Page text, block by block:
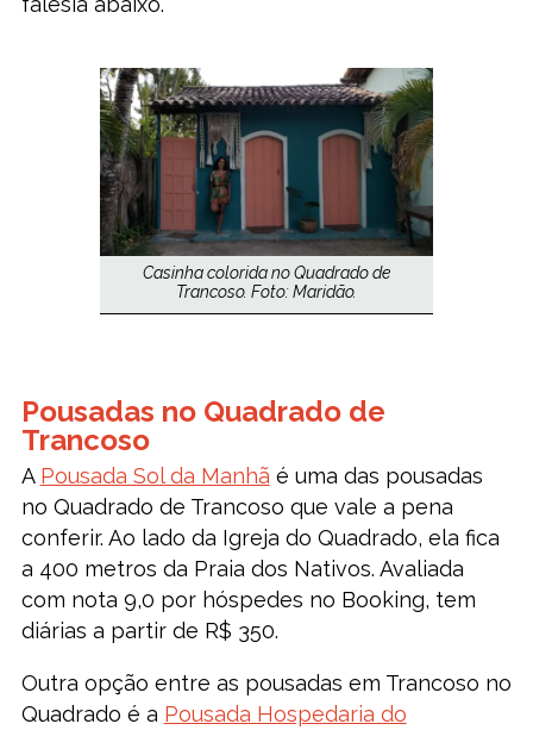
Casinha colorida no Quadrado de
Trancoso. Foto: Maridão.
Pousadas no Quadrado de
Trancoso
A Pousada Sol da Manhã é uma das pousadas
no Quadrado de Trancoso que vale a pena
conferir. Ao lado da Igreja do Quadrado, ela fica
a 400 metros da Praia dos Nativos. Avaliada
com nota 9,0 por hóspedes no Booking, tem
diárias a partir de R$ 350.
Outra opção entre as pousadas em Trancoso no
Quadrado é a Pousada Hospedaria do